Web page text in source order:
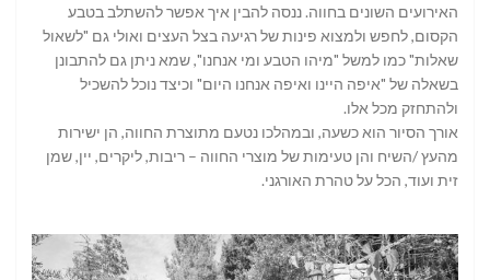
האירועים השונים בחווה. ננסה להבין איך אפשר להשתלב בטבע
הקסום, לחפש ולמצוא פינות של רגיעה בצל העצים ואולי גם "לשאול
שאלות" כמו למשל "מיהו הטבע ומי אנחנו", שמא ניתן גם להתבונן
בשאלה של "איפה היינו ואיפה אנחנו היום" וכיצד נוכל להשכיל
ולהתחזק מכל אלו.
אורך הסיור הוא כשעה, ובמהלכו נטעם מתוצרת החווה, הן ישירות
מהעץ /השיח והן טעימות של מוצרי החווה – ריבות, ליקרים, יין, שמן
זית ועוד, הכל על טהרת האורגני.